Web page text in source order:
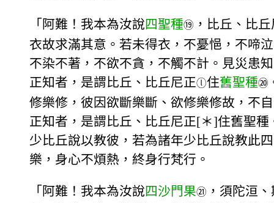
「阿難！我本為汝說四聖種⑲ ，比丘、比
衣故求滿其意。若未得衣，不憂悒，不啼
不染不著，不欲不貪，不觸不計。見災患
正知者，是謂比丘、比丘尼正ⓛ住舊聖種⑳
修樂修，彼因欲斷樂斷、欲修樂修故，不
正知者，是謂比丘、比丘尼正[＊]住舊聖
少比丘說以教彼，若為諸年少比丘說教此
樂，身心不煩熱，終身行梵行。
「阿難！我本為汝說四沙門果㉑ ，須陀洹